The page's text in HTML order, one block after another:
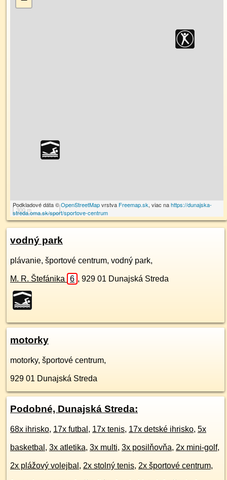
300 m
Podkladové dáta ©OpenStreetMapvrstva Freemap.sk, viac nahttps://dunajska-
streda.oma.sk/sport/sportove-centrum
vodný park
plávanie, športové centrum, vodný park,
M. R. Štefánika 6 , 929 01 Dunajská Streda
motorky
motorky, športové centrum,
929 01 Dunajská Streda
Podobné, Dunajská Streda:
68x ihrisko, 17x futbal , 17x tenis, 17x detské ihrisko, 5x
basketbal , 3x atletika, 3x multi, 3x posilňovňa, 2x mini-golf,
2x plážový volejbal , 2x stolný tenis, 2x športové centrum,